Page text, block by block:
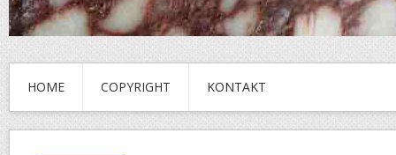
HOME COPYRIGHT KONTAKT